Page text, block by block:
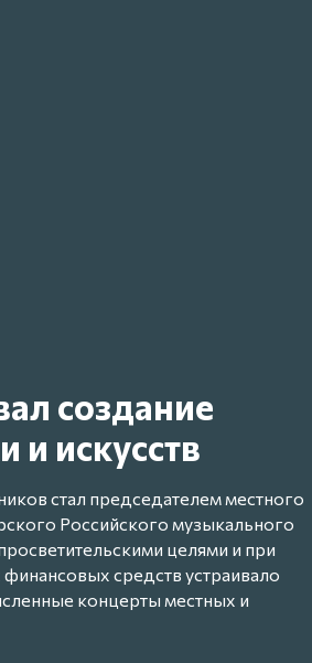
создание
и искусств
стал председателем местного
Российского музыкального
целями и при
средств устраивало
концерты местных и